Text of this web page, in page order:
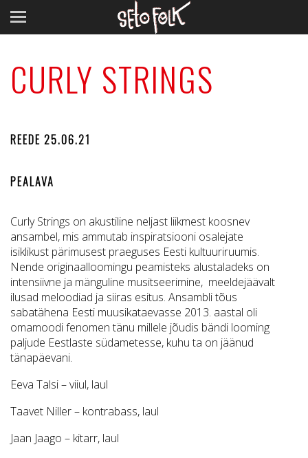
CURLY STRINGS
REEDE 25.06.21
PEALAVA
Curly Strings on akustiline neljast liikmest koosnev
ansambel, mis ammutab inspiratsiooni osalejate
isiklikust pärimusest praeguses Eesti kultuuriruumis.
Nende originaalloomingu peamisteks alustaladeks on
intensiivne ja mänguline musitseerimine, meeldejäävalt
ilusad meloodiad ja siiras esitus. Ansambli tõus
sabatähena Eesti muusikataevasse 2013. aastal oli
omamoodi fenomen tänu millele jõudis bändi looming
paljude Eestlaste südametesse, kuhu ta on jäänud
tänapäevani.
Eeva Talsi – viiul, laul
Taavet Niller – kontrabass, laul
Jaan Jaago – kitarr, laul